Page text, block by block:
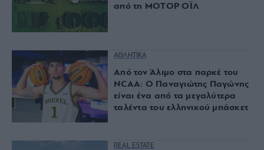
από τη ΜΟΤΟΡ ΟΪΛ
ΑΘΛΗΤΙΚΑ
Από τον Άλιμο στα παρκέ του
NCAA: Ο Παναγιώτης Παγώνης
είναι ένα από τα μεγαλύτερα
ταλέντα του ελληνικού μπάσκετ
REAL ESTATE